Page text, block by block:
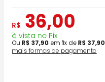
R$ 36,00
à vista no Pix
Ou R$ 37,90 em 1x de R$ 37,90
mais formas de pagamento